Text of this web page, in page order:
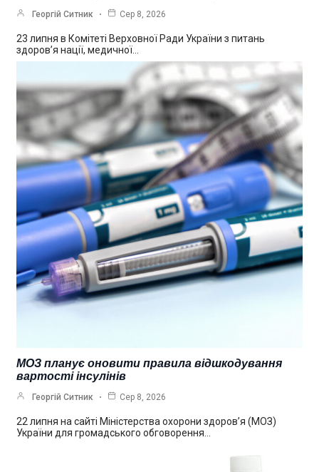
Георгій Ситник Сер 8, 2026
23 липня в Комітеті Верховної Ради України з питань
здоров’я нації, медичної…
МОЗ планує оновити правила відшкодування
вартості інсулінів
Георгій Ситник Сер 8, 2026
22 липня на сайті Міністерства охорони здоров’я (МОЗ)
України для громадського обговорення…